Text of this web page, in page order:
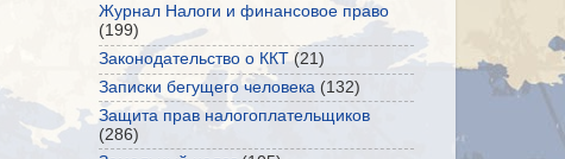
Журнал Налоги и финансовое право
(199)
Законодательство о ККТ (21)
Записки бегущего человека (132)
Защита прав налогоплательщиков
(286)